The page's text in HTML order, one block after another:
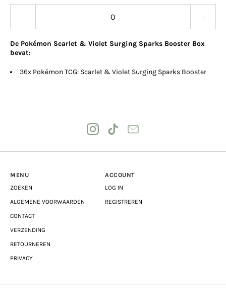
De Pokémon Scarlet & Violet Surging Sparks Booster Box
bevat:
36x Pokémon TCG: Scarlet & Violet Surging Sparks Booster
MENU
ZOEKEN
ALGEMENE VOORWAARDEN
CONTACT
VERZENDING
RETOURNEREN
PRIVACY
ACCOUNT
LOG IN
REGISTREREN